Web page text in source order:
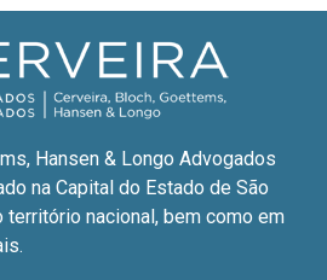
Hansen & Longo Advogados
na Capital do Estado de São
território nacional, bem como em